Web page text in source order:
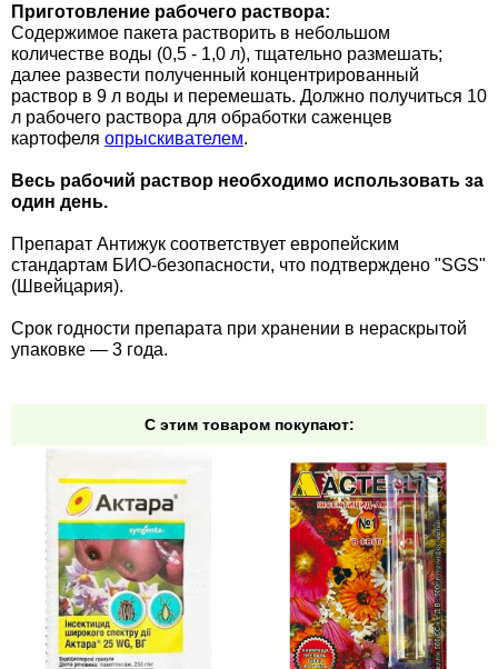
Приготовление рабочего раствора:
Содержимое пакета растворить в небольшом
количестве воды (0,5 - 1,0 л), тщательно размешать;
далее развести полученный концентрированный
раствор в 9 л воды и перемешать. Должно получиться 10
л рабочего раствора для обработки саженцев
картофеля опрыскивателем.
Весь рабочий раствор необходимо использовать за
один день.
Препарат Антижук соответствует европейским
стандартам БИО-безопасности, что подтверждено "SGS"
(Швейцария).
Срок годности препарата при хранении в нераскрытой
упаковке — 3 года.
С этим товаром покупают: